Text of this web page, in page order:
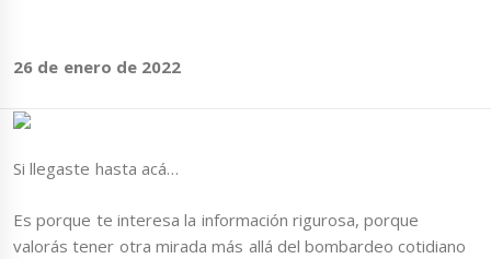
26 de enero de 2022
Si llegaste hasta acá…
Es porque te interesa la información rigurosa, porque
valorás tener otra mirada más allá del bombardeo cotidiano